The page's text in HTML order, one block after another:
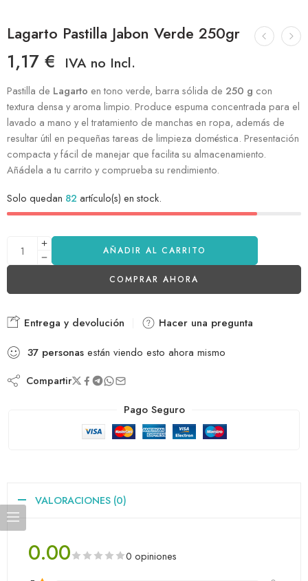
Lagarto Pastilla Jabon Verde 250gr
1,17 € IVA no Incl.
Pastilla de Lagarto en tono verde, barra sólida de 250 g con
textura densa y aroma limpio. Produce espuma concentrada para el
lavado a mano y el tratamiento de manchas en ropa, además de
resultar útil en pequeñas tareas de limpieza doméstica. Presentación
compacta y fácil de manejar que facilita su almacenamiento.
Añádela a tu carrito y comprueba su rendimiento.
Solo quedan 82 artículo(s) en stock.
AÑADIR AL CARRITO
COMPRAR AHORA
Entrega y devolución
Hacer una pregunta
37 personas están viendo esto ahora mismo
Compartir
Pago Seguro
VALORACIONES (0)
0.00 0 opiniones